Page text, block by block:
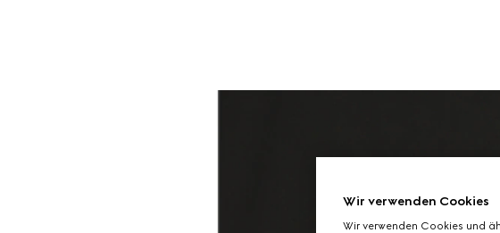
Wir verwenden Cookies
Wir verwenden Cookies und